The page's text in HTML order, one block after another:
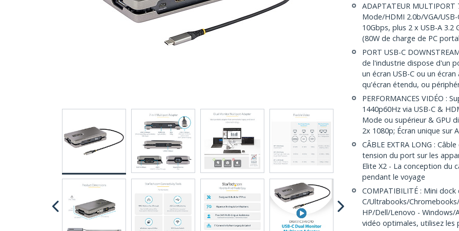
ADAPTATEUR
Mode/HDMI 2.0b/VGA/
10Gbps, plus 2 x USB-A 3.2
(80W de charge de PC
PORT USB-C
de l'industrie dispose d'un
un écran USB-C ou un
qu'écran étendu, ou
PERFORMANCES VIDÉO :
1440p60Hz via USB-C &
Mode ou supérieur & GPU
2x 1080p; Écran unique sur
CÂBLE EXTRA LONG :
tension du port sur les
Elite X2 - La conception du
pendant le voyage
COMPATIBILITÉ : Mini
C/Ultrabooks/
HP/Dell/Lenovo - Windows/
vidéo optimales, utilisez les